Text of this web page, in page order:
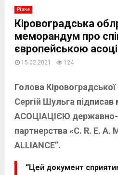
Різне
Кіровоградська
меморандум про
європейською
15.02.2021 124
Голова
Сергій Шульга
АСОЦІАЦІЄЮ державно-
партнерства «C. R. E. A.
ALLIANCE”.
“Цей документ